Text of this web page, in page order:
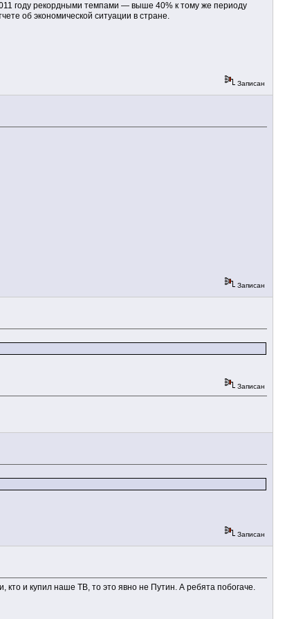
году рекордными темпами — выше 40% к тому же периоду
об экономической ситуации в стране.
Записан
Записан
Записан
Записан
и купил наше ТВ, то это явно не Путин. А ребята побогаче.